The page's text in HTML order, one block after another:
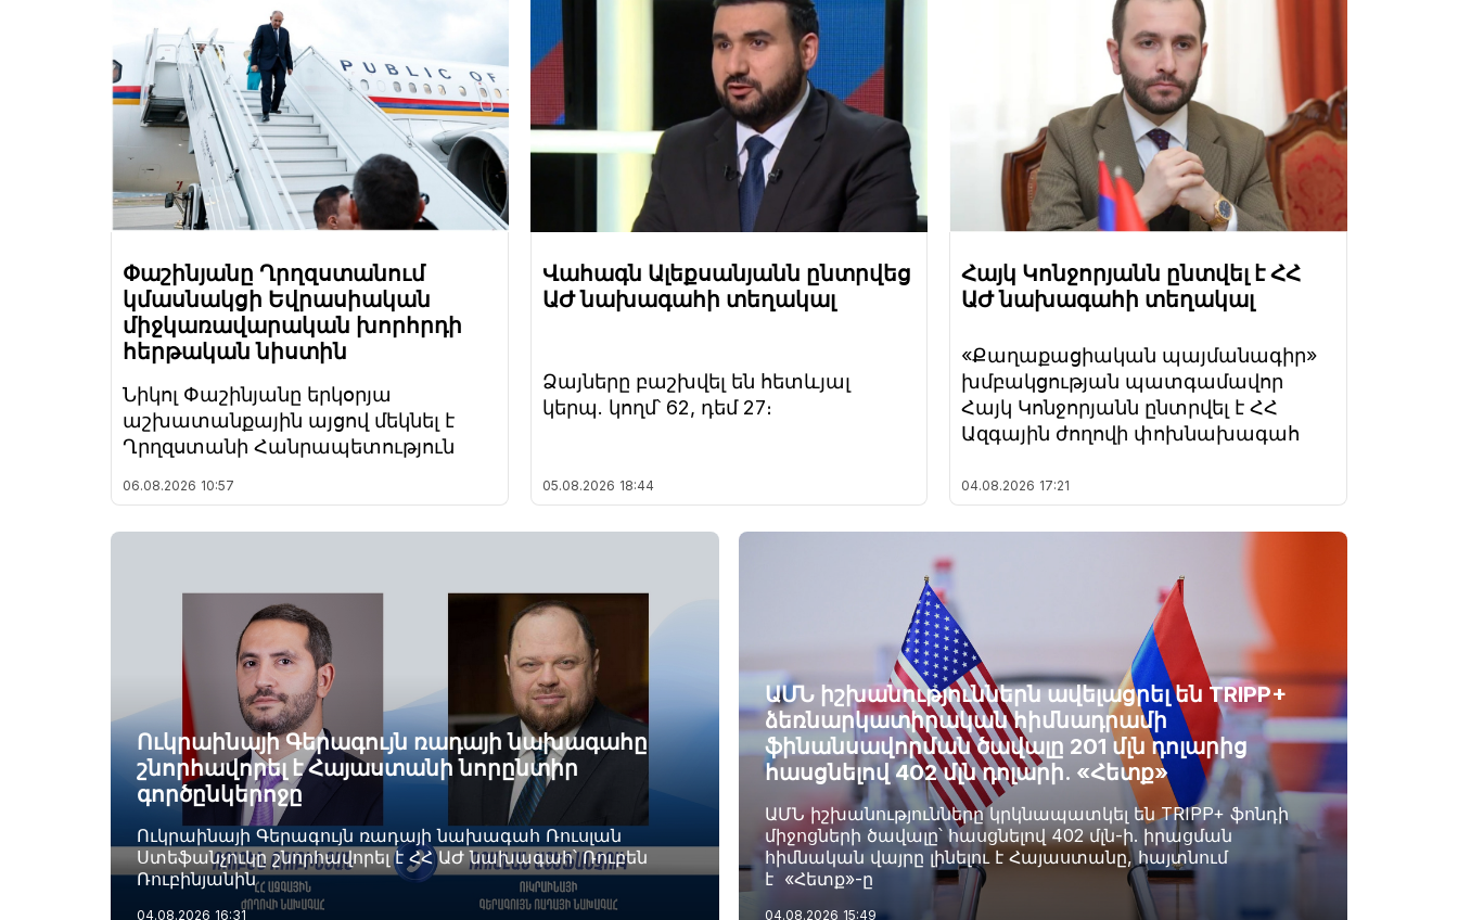
Փաշինյանը Ղրղզստանում
կմասնակցի Եվրասիական
միջկառավարական խորհրդի
հերթական նիստին
Նիկոլ Փաշինյանը երկօրյա
աշխատանքային այցով մեկնել է
Ղրղզստանի Հանրապետություն
06.08.2026 10:57
Վահագն Ալեքսանյանն ընտրվեց
ԱԺ նախագահի տեղակալ
Ձայները բաշխվել են հետևյալ
կերպ. կողմ՝ 62, դեմ 27։
05.08.2026 18:44
Հայկ Կոնջորյանն ընտվել է ՀՀ
ԱԺ նախագահի տեղակալ
«Քաղաքացիական պայմանագիր»
խմբակցության պատգամավոր
Հայկ Կոնջորյանն ընտրվել է ՀՀ
Ազգային ժողովի փոխնախագահ
04.08.2026 17:21
Ուկրաինայի Գերագույն ռադայի նախագահը
շնորհավորել է Հայաստանի նորընտիր
գործընկերոջը
Ուկրաինայի Գերագույն ռադայի նախագահ Ռուսլան
Ստեֆանչուկը շնորհավորել է ՀՀ ԱԺ նախագահ՝ Ռուբեն
Ռուբինյանին
04.08.2026 16:31
ԱՄՆ իշխանություններն ավելացրել են TRIPP+
ձեռնարկատիրական հիմնադրամի
ֆինանսավորման ծավալը 201 մլն դոլարից
հասցնելով 402 մլն դոլարի. «Հետք»
ԱՄՆ իշխանությունները կրկնապատկել են TRIPP+ ֆոնդի
միջոցների ծավալը՝ հասցնելով 402 մլն-ի. իրացման
հիմնական վայրը լինելու է Հայաստանը, հայտնում
է «Հետք»-ը
04.08.2026 15:49